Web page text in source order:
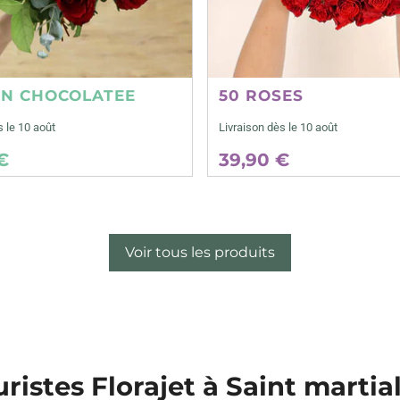
CHOCOLATEE
le 10 août
50 ROSES
Livraison dès le 10 août
39,90 €
Voir tous les produits
Florajet à Saint